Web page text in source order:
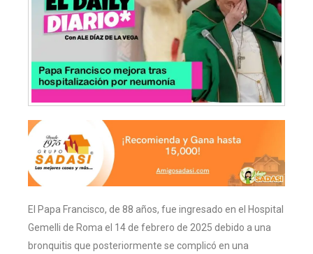
El Papa Francisco, de 88 años, fue ingresado en el Hospital
Gemelli de Roma el 14 de febrero de 2025 debido a una
bronquitis que posteriormente se complicó en una